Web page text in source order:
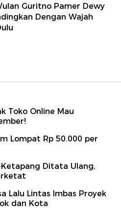
Guritno Pamer Dewy
Dengan Wajah
Toko Online Mau
Lompat Rp 50.000 per
Ditata Ulang,
Lalu Lintas Imbas Proyek
dan Kota